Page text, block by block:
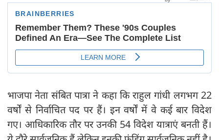
भाजपा नेता संबित पात्रा ने कहा कि राहुल गांधी लगभग 22
वर्षों से निर्वाचित पद पर हैं। इन वर्षों में वे कई बार विदेश
गए। आधिकारिक तौर पर उनकी 54 विदेश यात्राएं बनती हैं।